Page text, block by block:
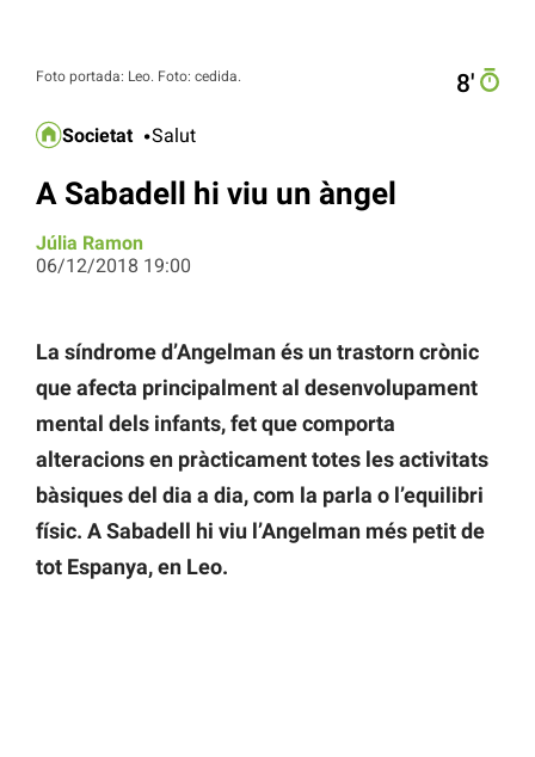
Foto portada: Leo. Foto: cedida. 8′
Societat Salut
A Sabadell hi viu un àngel
Júlia Ramon
06/12/2018 19:00
La síndrome d’Angelman és un trastorn crònic
que afecta principalment al desenvolupament
mental dels infants, fet que comporta
alteracions en pràcticament totes les activitats
bàsiques del dia a dia, com la parla o l’equilibri
físic. A Sabadell hi viu l’Angelman més petit de
tot Espanya, en Leo.